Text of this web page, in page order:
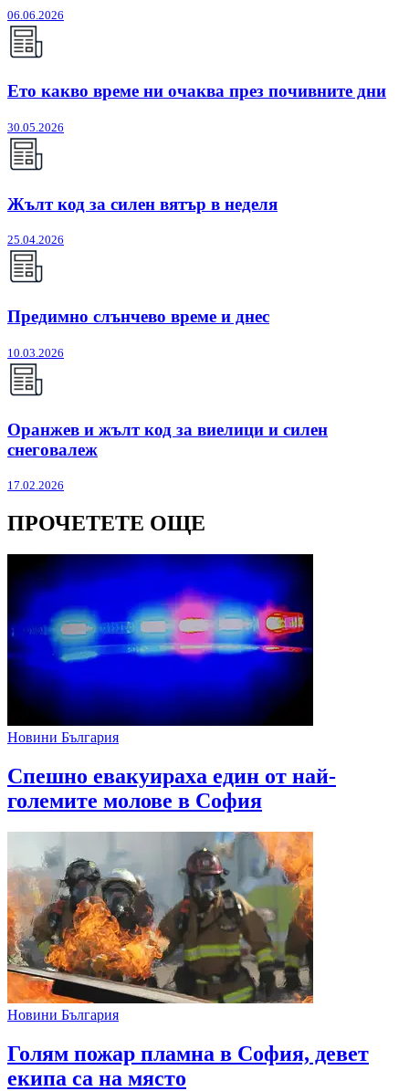
06.06.2026
Ето какво време ни очаква през почивните дни
30.05.2026
Жълт код за силен вятър в неделя
25.04.2026
Предимно слънчево време и днес
10.03.2026
Оранжев и жълт код за виелици и силен
снеговалеж
17.02.2026
ПРОЧЕТЕТЕ ОЩЕ
Новини България
Спешно евакуираха един от най-
големите молове в София
Новини България
Голям пожар пламна в София, девет
екипа са на място